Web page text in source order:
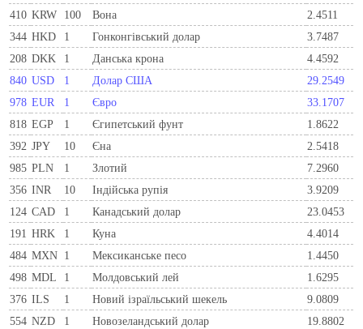
410 KRW 100 Вона
2.4511
344 HKD 1 Гонконгівський долар
3.7487
208 DKK 1 Данська крона
4.4592
840 USD 1 Долар США
29.2549
978 EUR 1 Євро
33.1707
818 EGP 1 Єгипетський фунт
1.8622
392 JPY 10 Єна
2.5418
985 PLN 1 Злотий
7.2960
356 INR 10 Індійська рупія
3.9209
124 CAD 1 Канадський долар
23.0453
191 HRK 1 Куна
4.4014
484 MXN 1 Мексиканське песо
1.4450
498 MDL 1 Молдовський лей
1.6295
376 ILS 1 Новий ізраїльський шекель
9.0809
554 NZD 1 Новозеландський долар
19.8802